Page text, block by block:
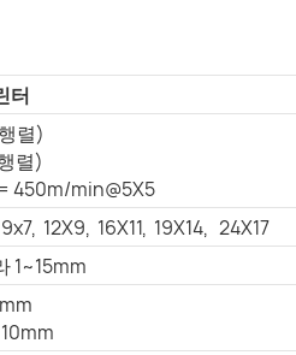
터
렬)
렬)
450m/min@5X5
12X9, 16X11, 19X14, 24X17
1~15mm